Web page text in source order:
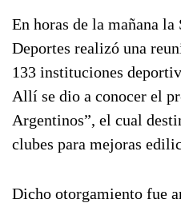
En horas de la mañana la
Deportes realizó una
133 instituciones
Allí se dio a conocer el
Argentinos”, el cual
clubes para mejoras
Dicho otorgamiento fue